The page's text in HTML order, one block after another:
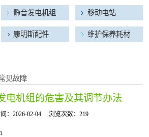
见故障
电机组的危害及其调节办法
：2026-02-04 浏览次数：219
静音发电机组 移动电站
康明斯配件 维护保养耗材